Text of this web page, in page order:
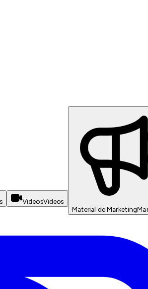
VideosVideos
Material de Marketing